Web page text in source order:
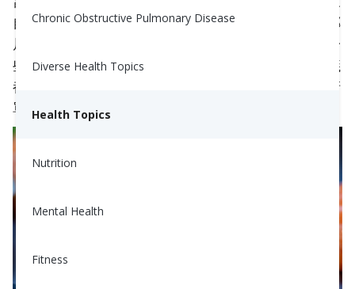
Chronic Obstructive Pulmonary Disease
Diverse Health Topics
Health Topics
Nutrition
Mental Health
Fitness
自不同來源的大量資訊和研究，朋友的提示，以及鄰
居或親戚的傳聞。不論你的資訊來源如何，這裡有一
些來自營養師和國家健康機構的穩固建議，這些建議
都經過測試並得到證實。看看這份不同食物類別的清
單，了解該多吃些什麼，以及該避免什麼。